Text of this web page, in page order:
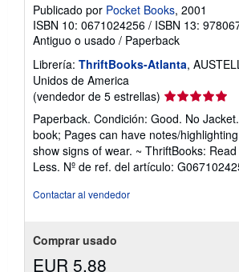
Publicado por Pocket Books, 2001
ISBN 10: 0671024256 / ISBN 13:
Antiguo o usado / Paperback
Librería: ThriftBooks-Atlanta,
Unidos de America
(vendedor de 5 estrellas) Calificación
del
vendedor:
5
de
5
Paperback. Condición: Good. No
book; Pages can have notes/
show signs of wear. ~ ThriftBooks:
Less. Nº de ref. del artículo:
Contactar al vendedor
Comprar usado
EUR 5,88